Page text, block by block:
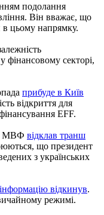
подолання
Він вважає, що
цьому напрямку.
фінансовому секторі,
прибуде в Київ
відкриття для
EFF.
МВФ відклав транш
що президент
з українських
відкинув.
режимі.